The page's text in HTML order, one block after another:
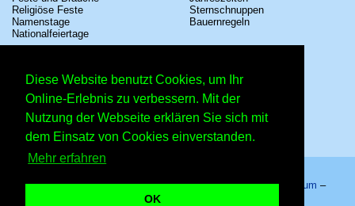
Diese Website benutzt Cookies, um Ihr
Online-Erlebnis zu verbessern. Mit der
Nutzung der Webseite erklären Sie sich mit
dem Einsatz von Cookies einverstanden.
Mehr erfahren
OK
Religiöse Feste
Namenstage
Nationalfeiertage
Sternschnuppen
Bauernregeln
Kinostarts
Festivals
Fußball
Comedy
Shows
Sternzeichen
Schalttage
Messen
Erinnerungen
Volksfeste
Startseite–Kalender–Lexikon–App–Sitemap–Impressum –
Datenschutzhinweis